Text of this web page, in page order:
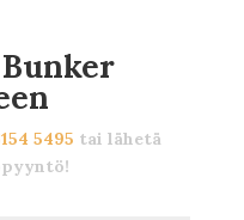
5495 tai lähetä